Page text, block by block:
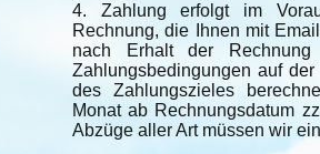
4. Zahlung erfolgt im
Rechnung, die Ihnen mit
nach Erhalt der
Zahlungsbedingungen auf
des Zahlungszieles
Monat ab Rechnungsdatum
Abzüge aller Art müssen wir